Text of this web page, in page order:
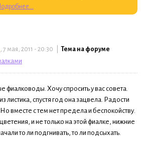
, 7 мая, 2011 - 20:30 | Тема на форуме
фиалководы. Хочу спросить у вас совета.
листика, спустя год она зацвела. Радости
вместе с тем нет предела и беспокойству.
и не только на этой фиалке, нижние
то ли подгнивать, то ли подсыхать.